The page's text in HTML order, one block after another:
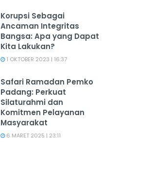
Korupsi Sebagai
Ancaman Integritas
Bangsa: Apa yang Dapat
Kita Lakukan?
1 OKTOBER 2023 | 16:37
Safari Ramadan Pemko
Padang: Perkuat
Silaturahmi dan
Komitmen Pelayanan
Masyarakat
6 MARET 2025 | 23:11